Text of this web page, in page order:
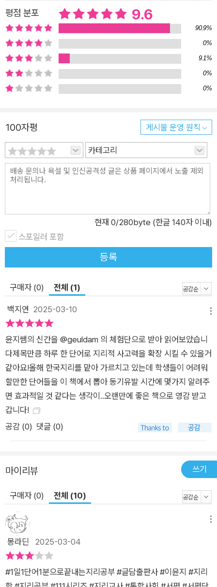
이다. 환경과 장소를 통해 그곳에서 살아가는 사람과 문화를 깊이
들여다본다. 따라서 지리적 안목을 키우면 세상을 더 다채롭고 깊
이 있게 이해할 수 있게 된다. 『1일 1단어 1분으로 끝내는 지리공
부』는 우리가 살아가는 세상을 제대로 이해하기 위한 훌륭한 도
구인 지리적 안목을 키우는 데 도움을 주는 책이다. 현직 지리교
사 이윤지 선생님이 오랫동안 중고등학교에서 지리를 가르치고,
EBS에서 지리 및 융합교육 강의를 하면서 얻은 노하우를 바탕으
선별하고 한 단어당 2쪽 분량으로 핵심만 담아 알차게 설명했다.
지도, 그래프, 표, 일러스트, 사진 등 풍부한 시각자료를 더해 학
교 지리 수업 시간에 미처 이해하지 못하고 넘어간 기본 개념들을
차근차근 습득해 나갈 수 있게 구성했다. “세계에서 가장 빨리 늙
어가는 나라가 대한민국이라고?” “풍부한 지하자원이 오히려 저
살아가는 세상을 새롭게 바라볼 수 있어요! 오랫동안 교육 현장에
서 아이들을 가르쳐온 이윤지 선생님이 교과서를 넘어 우리가 일
상에서 경험할 수 있는 현상과 사건을 끌어와 재미있게 지리 이야
기를 들려준다. 지형, 기후, 문화, 인구, 도시, 정치, 경제, 재해, 환
마나 우리 삶과 밀접한 관련을 맺고 있는지를 알 수 있다. 2018년
통해 카르스트 지형의 특징을 알아보고 노스페이스, 파타고니아
같은 아웃도어 브랜드에 담긴 의미를 소개하며 빙하 지형을 설명
한다. 터키의 카파도키아가 세계적인 열기구 여행지가 된 배경을
통해 기온 역전 현상을 알려주고, BTS의 성공적인 사우디아라비
아 공연에서 현지화 전략을, 다문화 국가 뉴질랜드의 럭비 대표팀
이야기를 통해 문화 공존에 대해 생각해볼 수 있게 했다. 2020년
도쿄 올림픽에서 오륜기를 들고 입장한 선수단의 사례를 소개하
며 세계의 난민 문제를 들여다보고, 코로나19 팬데믹 시기에 맥
도날드에서 감자튀김이 사라졌던 상황을 통해 세계화를 주도하
는 다국적 기업을 설명했다. 지형과 기후는 물론이고, ‘이것도 지
어 마치 재미있는 이야기를 읽듯이 하나하나씩 읽다 보면 자연스
안목도 함께 키울 수 있다. 자신을 둘러싼 공간, 사람, 문화에 대
한 호기심을 갖고 있다면 누구라도 쉽고 재미있게 읽을 수 있는
친절한 지리 안내서 오늘 아침에 걷던 길, 하루 동안 만난 사람들,
뉴스에서 본 지구 반대편 다른 나라 소식 등은 무심코 지나칠 수
있는 것들이지만, 지리적 상상력을 조금만 발휘한다면 그 안에서
도 많은 이야기를 건져 올릴 수 있다. 지리적 안목을 키운다는 것
은 곧 세상에 대해 관심을 갖는다는 것과 같다. 세상을 넓게, 깊
평점 분포 9.6
90.9%
0%
9.1%
0%
0%
100자평 게시물 운영 원칙
카테고리
현재 0/280byte (한글 140자 이내)
스포일러 포함
등록
구매자 (0) 전체 (1)
백지연 2025-03-10
윤지쌤의 신간을 @geuldam 의 체험단으로 받아 읽어보았습니
다제목만큼 하루 한 단어로 지리적 사고력을 확장 시킬 수 있을거
같아요!올해 한국지리를 맡아 가르치고 있는데 학생들이 어려워
할만한 단어들을 이 책에서 뽑아 동기유발 시간에 몇가지 알려주
면 효과적일 것 같다는 생각이..오랜만에 좋은 책으로 영감 받고
갑니다!
공감 (0) 댓글 (0)
마이리뷰 쓰기
구매자 (0) 전체 (10)
몽라딘 2025-03-04
#1일1단어1분으로끝내는지리공부 #글담출판사 #이윤지 #지리